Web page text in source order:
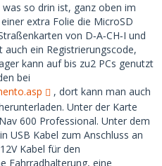
so drin ist, ganz oben im
extra Folie die MicroSD
von D‐A‐CH‐I und
ein Registrierungscode,
kann auf bis zu2 PCs genutzt
bei
, dort kann man auch
Unter der Karte
600 Professional. Unter dem
USB Kabel zum Anschluss an
Kabel für den
Fahrradhalterung, eine